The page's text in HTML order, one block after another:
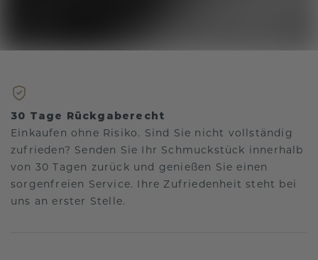
30 Tage Rückgaberecht
Einkaufen ohne Risiko. Sind Sie nicht vollständig
zufrieden? Senden Sie Ihr Schmuckstück innerhalb
von 30 Tagen zurück und genießen Sie einen
sorgenfreien Service. Ihre Zufriedenheit steht bei
uns an erster Stelle.